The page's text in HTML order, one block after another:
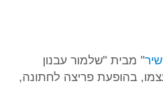
" מבית "שלמור עבנון
בהופעת פריצה לחתונה,